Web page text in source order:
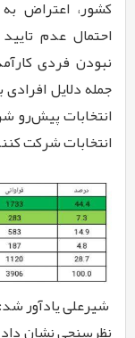
کشور، اعتراض
احتمال عدم
نبودن فردی
جمله دلایل
انتخابات پیش‌رو
انتخابات شرکت
شیرعلی یادآور شد: